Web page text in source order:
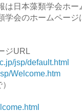
は日本藻類学会ホ
学会のホームペー
ジURL
jsp/default.html
Welcome.htm